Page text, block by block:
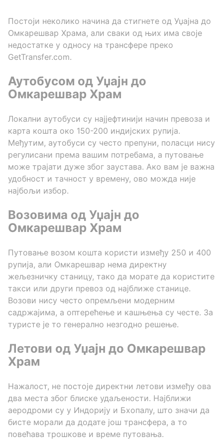
Постоји неколико начина да стигнете од Уџајна до
Омкарешвар Храма, али сваки од њих има своје
недостатке у односу на трансфере преко
GetTransfer.com.
Аутобусом од Уџајн до
Омкарешвар Храм
Локални аутобуси су најјефтинији начин превоза и
карта кошта око 150-200 индијских рупија.
Међутим, аутобуси су често препуни, поласци нису
регулисани према вашим потребама, а путовање
може трајати дуже због заустава. Ако вам је важна
удобност и тачност у времену, ово можда није
најбољи избор.
Возовима од Уџајн до
Омкарешвар Храм
Путовање возом кошта користи између 250 и 400
рупија, али Омкарешвар нема директну
жељезничку станицу, тако да морате да користите
такси или други превоз од најближе станице.
Возови нису често опремљени модерним
садржајима, а оптерећење и кашњења су честе. За
туристе је то генерално незгодно решење.
Летови од Уџајн до Омкарешвар
Храм
Нажалост, не постоје директни летови између ова
два места због блиске удаљености. Најближи
аеродроми су у Индорију и Бхопалу, што значи да
бисте морали да додате још трансфера, а то
повећава трошкове и време путовања.